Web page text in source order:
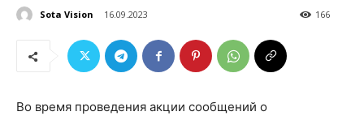
Sota Vision 16.09.2023 166
Во время проведения акции сообщений о